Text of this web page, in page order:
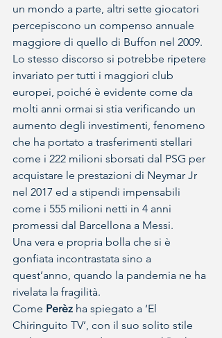
un mondo a parte, altri sette giocatori
percepiscono un compenso annuale
maggiore di quello di Buffon nel 2009.
Lo stesso discorso si potrebbe ripetere
invariato per tutti i maggiori club
europei, poiché è evidente come da
molti anni ormai si stia verificando un
aumento degli investimenti, fenomeno
che ha portato a trasferimenti stellari
come i 222 milioni sborsati dal PSG per
acquistare le prestazioni di Neymar Jr
nel 2017 ed a stipendi impensabili
come i 555 milioni netti in 4 anni
promessi dal Barcellona a Messi.
Una vera e propria bolla che si è
gonfiata incontrastata sino a
quest’anno, quando la pandemia ne ha
rivelata la fragilità.
Come Perèz ha spiegato a ‘El
Chiringuito TV’, con il suo solito stile